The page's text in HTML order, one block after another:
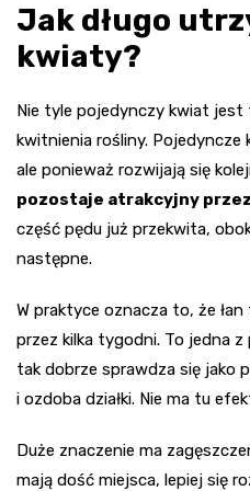
Jak długo
kwiaty?
Nie tyle pojedynczy kwiat jest
kwitnienia rośliny. Pojedyncze
ale ponieważ rozwijają się
pozostaje atrakcyjny przez
część pędu już przekwita,
następne.
W praktyce oznacza to, że
przez kilka tygodni. To jedna
tak dobrze sprawdza się jako
i ozdoba działki. Nie ma tu
Duże znaczenie ma
mają dość miejsca, lepiej się